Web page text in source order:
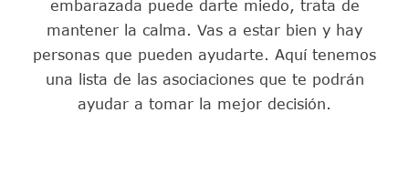
embarazada puede darte miedo, trata de
mantener la calma. Vas a estar bien y hay
personas que pueden ayudarte. Aquí tenemos
una lista de las asociaciones que te podrán
ayudar a tomar la mejor decisión.